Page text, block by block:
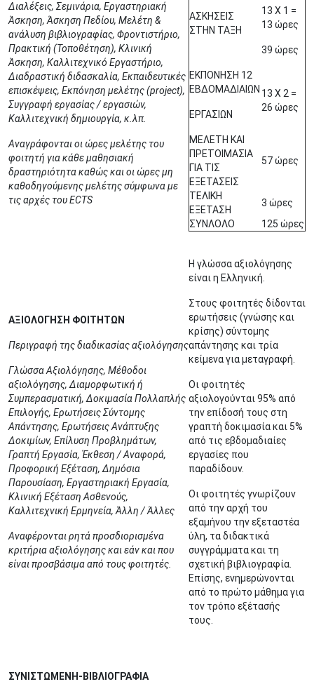
Διαλέξεις, Σεμινάρια, Εργαστηριακή
Άσκηση, Άσκηση Πεδίου, Μελέτη &
ανάλυση βιβλιογραφίας, Φροντιστήριο,
Πρακτική (Τοποθέτηση), Κλινική
Άσκηση, Καλλιτεχνικό Εργαστήριο,
Διαδραστική διδασκαλία, Εκπαιδευτικές
επισκέψεις, Εκπόνηση μελέτης (project),
Συγγραφή εργασίας / εργασιών,
Καλλιτεχνική δημιουργία, κ.λπ.
Αναγράφονται οι ώρες μελέτης του
φοιτητή για κάθε μαθησιακή
δραστηριότητα καθώς και οι ώρες μη
καθοδηγούμενης μελέτης σύμφωνα με
τις αρχές του ECTS
ΑΣΚΗΣΕΙΣ
ΣΤΗΝ ΤΑΞΗ
13 Χ 1 =
13 ώρες
39 ώρες
ΕΚΠΟΝΗΣΗ 12
ΕΒΔΟΜΑΔΙΑΙΩΝ
ΕΡΓΑΣΙΩΝ
13 Χ 2 =
26 ώρες
ΜΕΛΕΤΗ ΚΑΙ
ΠΡΕΤΟΙΜΑΣΙΑ
ΓΙΑ ΤΙΣ
ΕΞΕΤΑΣΕΙΣ
57 ώρες
ΤΕΛΙΚΗ
ΕΞΕΤΑΣΗ
3 ώρες
ΣΥΝΛΟΛΟ
125 ώρες
ΑΞΙΟΛΟΓΗΣΗ ΦΟΙΤΗΤΩΝ
Περιγραφή της διαδικασίας αξιολόγησης
Γλώσσα Αξιολόγησης, Μέθοδοι
αξιολόγησης, Διαμορφωτική ή
Συμπερασματική, Δοκιμασία Πολλαπλής
Επιλογής, Ερωτήσεις Σύντομης
Απάντησης, Ερωτήσεις Ανάπτυξης
Δοκιμίων, Επίλυση Προβλημάτων,
Γραπτή Εργασία, Έκθεση / Αναφορά,
Προφορική Εξέταση, Δημόσια
Παρουσίαση, Εργαστηριακή Εργασία,
Κλινική Εξέταση Ασθενούς,
Καλλιτεχνική Ερμηνεία, Άλλη / Άλλες
Αναφέρονται ρητά προσδιορισμένα
κριτήρια αξιολόγησης και εάν και που
είναι προσβάσιμα από τους φοιτητές.
Η γλώσσα αξιολόγησης
είναι η Ελληνική.
Στους φοιτητές δίδονται
ερωτήσεις (γνώσης και
κρίσης) σύντομης
απάντησης και τρία
κείμενα για μεταγραφή.
Οι φοιτητές
αξιολογούνται 95% από
την επίδοσή τους στη
γραπτή δοκιμασία και 5%
από τις εβδομαδιαίες
εργασίες που
παραδίδουν.
Οι φοιτητές γνωρίζουν
από την αρχή του
εξαμήνου την εξεταστέα
ύλη, τα διδακτικά
συγγράμματα και τη
σχετική βιβλιογραφία.
Επίσης, ενημερώνονται
από το πρώτο μάθημα για
τον τρόπο εξέτασής
τους.
ΣΥΝΙΣΤΩΜΕΝΗ-ΒΙΒΛΙΟΓΡΑΦΙΑ